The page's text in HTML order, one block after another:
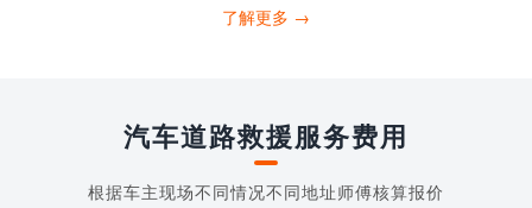
打4006363122请求送油人员来帮助你。
了解更多 →
汽车道路救援服务费用
根据车主现场不同情况不同地址师傅核算报价